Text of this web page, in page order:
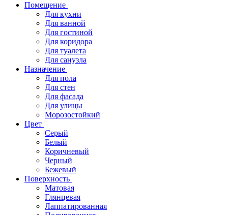
Помещение
Для кухни
Для ванной
Для гостиной
Для коридора
Для туалета
Для санузла
Назначение
Для пола
Для стен
Для фасада
Для улицы
Морозостойкий
Цвет
Серый
Белый
Коричневый
Черный
Бежевый
Поверхность
Матовая
Глянцевая
Лаппатированная